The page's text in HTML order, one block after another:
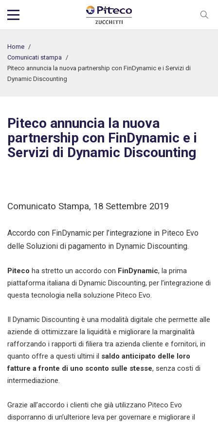
Home /
Comunicati stampa /
Piteco annuncia la nuova partnership con FinDynamic e i Servizi di
Dynamic Discounting
Piteco annuncia la nuova
partnership con FinDynamic e i
Servizi di Dynamic Discounting
Comunicato Stampa, 18 Settembre 2019
Accordo con FinDynamic per l’integrazione in Piteco Evo
delle Soluzioni di pagamento in Dynamic Discounting.
Piteco ha stretto un accordo con FinDynamic, la prima
piattaforma italiana di Dynamic Discounting, per l’integrazione di
questa tecnologia nella soluzione Piteco Evo.
Il Dynamic Discounting è una modalità digitale che permette alle
aziende di ottimizzare la liquidità e migliorare la marginalità
rafforzando i rapporti di filiera tra azienda cliente e fornitori, in
quanto offre a questi ultimi il saldo anticipato delle loro
fatture a fronte di uno sconto sulle stesse, senza costi di
intermediazione.
Grazie all’accordo i clienti che già utilizzano Piteco Evo
disporranno di un’ulteriore leva per governare e migliorare il